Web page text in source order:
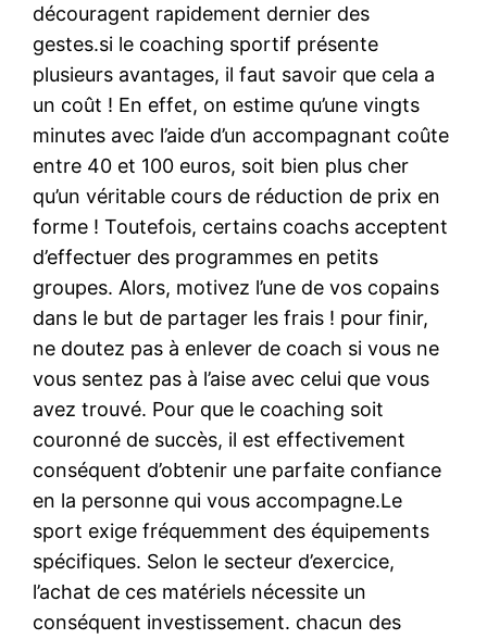
découragent rapidement dernier des
gestes.si le coaching sportif présente
plusieurs avantages, il faut savoir que cela a
un coût ! En effet, on estime qu’une vingts
minutes avec l’aide d’un accompagnant coûte
entre 40 et 100 euros, soit bien plus cher
qu’un véritable cours de réduction de prix en
forme ! Toutefois, certains coachs acceptent
d’effectuer des programmes en petits
groupes. Alors, motivez l’une de vos copains
dans le but de partager les frais ! pour finir,
ne doutez pas à enlever de coach si vous ne
vous sentez pas à l’aise avec celui que vous
avez trouvé. Pour que le coaching soit
couronné de succès, il est effectivement
conséquent d’obtenir une parfaite confiance
en la personne qui vous accompagne.Le
sport exige fréquemment des équipements
spécifiques. Selon le secteur d’exercice,
l’achat de ces matériels nécessite un
conséquent investissement. chacun des